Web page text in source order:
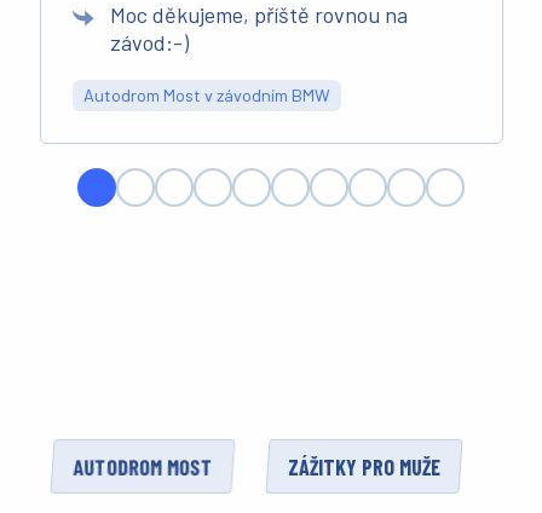
Moc děkujeme, příště rovnou na
závod:-)
Autodrom Most v závodním BMW
AUTODROM MOST ZÁŽITKY PRO MUŽE